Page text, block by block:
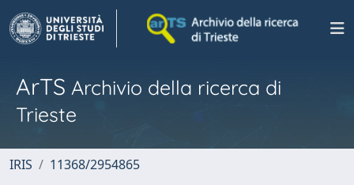
ArTS Archivio della ricerca di
Trieste
IRIS 11368/2954865